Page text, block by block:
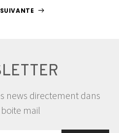
Pagination
SUIVANTE
news directement dans
mail